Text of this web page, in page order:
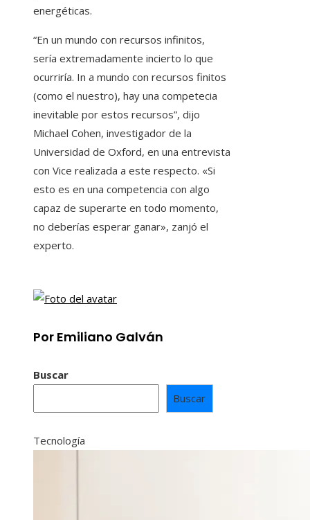
energéticas.
“En un mundo con recursos infinitos,
sería extremadamente incierto lo que
ocurriría. In a mundo con recursos finitos
(como el nuestro), hay una competecia
inevitable por estos recursos”, dijo
Michael Cohen, investigador de la
Universidad de Oxford, en una entrevista
con Vice realizada a este respecto. «Si
esto es en una competencia con algo
capaz de superarte en todo momento,
no deberías esperar ganar», zanjó el
experto.
Por Emiliano Galván
Buscar
Buscar
Tecnología